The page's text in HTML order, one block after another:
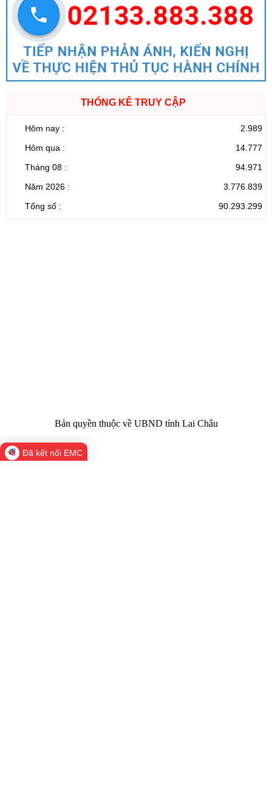
THỐNG KÊ TRUY CẬP
Hôm nay :
2.989
Hôm qua :
14.777
Tháng 08 :
94.971
Năm 2026 :
3.776.839
Tổng số :
90.293.299
Bản quyền thuộc về UBND tỉnh Lai Châu
Đã kết nối EMC